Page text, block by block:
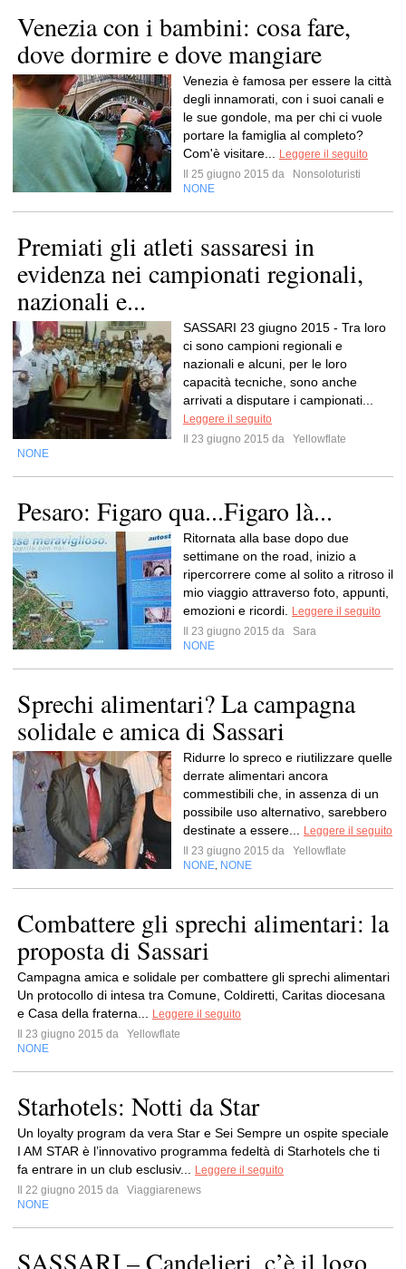
Venezia con i bambini: cosa fare,
dove dormire e dove mangiare
Venezia è famosa per essere la città
degli innamorati, con i suoi canali e
le sue gondole, ma per chi ci vuole
portare la famiglia al completo?
Com'è visitare...
Leggere il seguito
Il 25 giugno 2015 da
Nonsoloturisti
NONE
Premiati gli atleti sassaresi in
evidenza nei campionati regionali,
nazionali e...
SASSARI 23 giugno 2015 - Tra loro
ci sono campioni regionali e
nazionali e alcuni, per le loro
capacità tecniche, sono anche
arrivati a disputare i campionati...
Leggere il seguito
Il 23 giugno 2015 da
Yellowflate
NONE
Pesaro: Figaro qua...Figaro là...
Ritornata alla base dopo due
settimane on the road, inizio a
ripercorrere come al solito a ritroso il
mio viaggio attraverso foto, appunti,
emozioni e ricordi.
Leggere il seguito
Il 23 giugno 2015 da
Sara
NONE
Sprechi alimentari? La campagna
solidale e amica di Sassari
Ridurre lo spreco e riutilizzare quelle
derrate alimentari ancora
commestibili che, in assenza di un
possibile uso alternativo, sarebbero
destinate a essere...
Leggere il seguito
Il 23 giugno 2015 da
Yellowflate
NONE NONE
Combattere gli sprechi alimentari: la
proposta di Sassari
Campagna amica e solidale per combattere gli sprechi alimentari
Un protocollo di intesa tra Comune, Coldiretti, Caritas diocesana
e Casa della fraterna...
Leggere il seguito
Il 23 giugno 2015 da
Yellowflate
NONE
Starhotels: Notti da Star
Un loyalty program da vera Star e Sei Sempre un ospite speciale
I AM STAR è l’innovativo programma fedeltà di Starhotels che ti
fa entrare in un club esclusiv...
Leggere il seguito
Il 22 giugno 2015 da
Viaggiarenews
NONE
SASSARI – Candelieri, c’è il logo